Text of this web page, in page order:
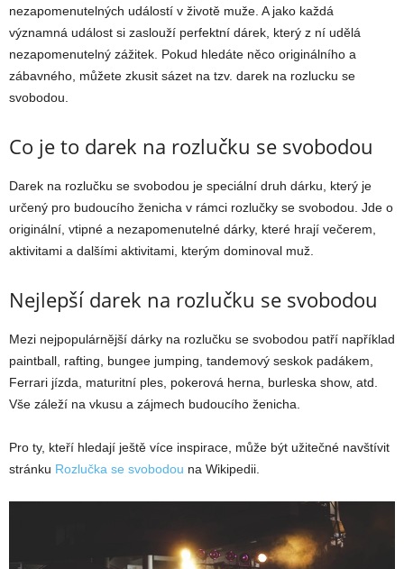
nezapomenutelných událostí v životě muže. A jako každá
významná událost si zaslouží perfektní dárek, který z ní udělá
nezapomenutelný zážitek. Pokud hledáte něco originálního a
zábavného, můžete zkusit sázet na tzv. darek na rozlucku se
svobodou.
Co je to darek na rozlučku se svobodou
Darek na rozlučku se svobodou je speciální druh dárku, který je
určený pro budoucího ženicha v rámci rozlučky se svobodou. Jde o
originální, vtipné a nezapomenutelné dárky, které hrají večerem,
aktivitami a dalšími aktivitami, kterým dominoval muž.
Nejlepší darek na rozlučku se svobodou
Mezi nejpopulárnější dárky na rozlučku se svobodou patří například
paintball, rafting, bungee jumping, tandemový seskok padákem,
Ferrari jízda, maturitní ples, pokerová herna, burleska show, atd.
Vše záleží na vkusu a zájmech budoucího ženicha.
Pro ty, kteří hledají ještě více inspirace, může být užitečné navštívit
stránku Rozlučka se svobodou na Wikipedii.